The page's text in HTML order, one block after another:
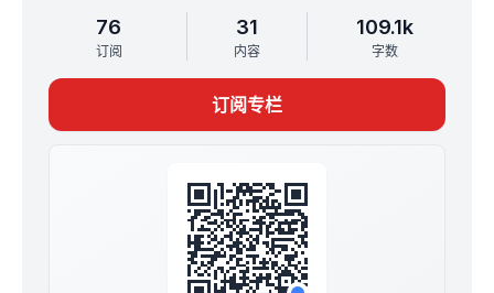
这个想法让我获得了新灵感——可以把它变成小报童的一
这不仅是我构建产品的过程，也是我如何在过程中不断迭
代、反思，并将其形成 AI 知识系统的过程，让它能够自主
老规矩：24小时随时可退费，每增加100人，涨50，算是
最终我们得到的不只是一本赚钱小册子，还是 AI 知识系统
的构建和升级的过程。
76
订阅
31
内容
109.1k
字数
订阅专栏